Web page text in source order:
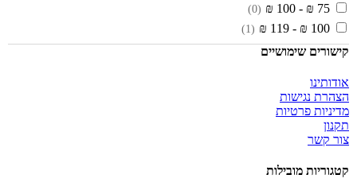
75 ₪ - 100 ₪
(0)
100 ₪ - 119 ₪
(1)
קישורים שימושיים
אודותינו
הצהרת נגישות
מדיניות פרטיות
תקנון
צור קשר
קטגוריות מובילות